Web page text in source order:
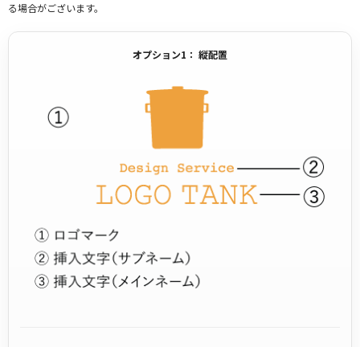
る場合がございます。
オプション1： 縦配置